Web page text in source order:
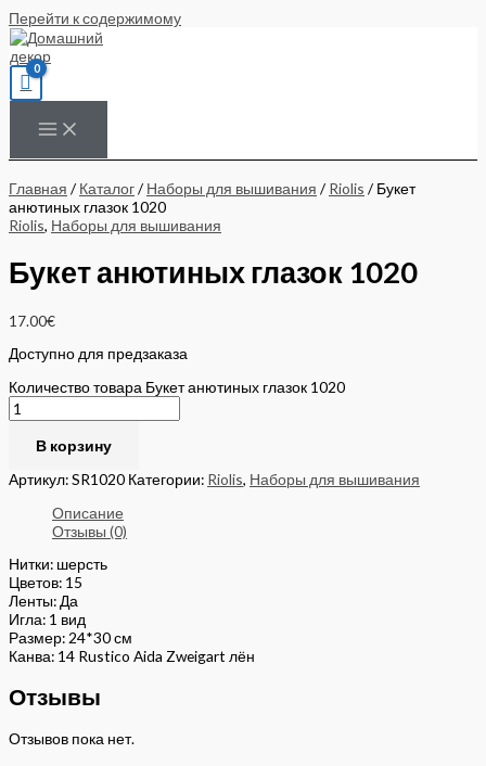
Перейти к содержимому
Главная / Каталог/ Наборы для вышивания / Riolis / Букет
анютиных глазок 1020
Riolis, Наборы для вышивания
Букет анютиных глазок 1020
17.00€
Доступно для предзаказа
Количество товара Букет анютиных глазок 1020
В корзину
Артикул:SR1020 Категории: Riolis, Наборы для вышивания
Описание
Отзывы (0)
Нитки: шерсть
Цветов: 15
Ленты: Да
Игла: 1 вид
Размер: 24*30 см
Канва: 14 Rustico Aida Zweigart лён
Отзывы
Отзывов пока нет.